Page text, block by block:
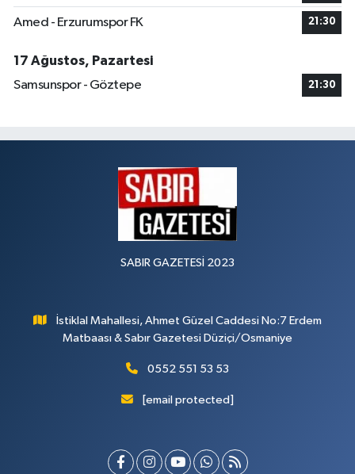
Amed - Erzurumspor FK 21:30
17 Ağustos, Pazartesi
Samsunspor - Göztepe
21:30
SABIR GAZETESİ 2023
İstiklal Mahallesi, Ahmet Güzel Caddesi No:7 Erdem
Matbaası & Sabır Gazetesi Düziçi/Osmaniye
0552 551 53 53
[email protected]